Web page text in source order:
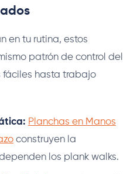
en tu rutina, estos
patrón de control del
fáciles hasta trabajo
Planchas en Manos
construyen la
los plank walks.